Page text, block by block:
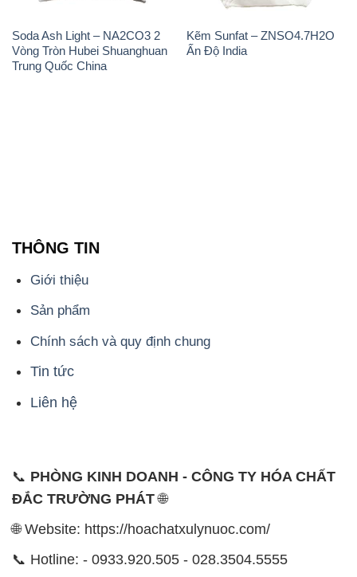
Soda Ash Light – NA2CO3 2
Vòng Tròn Hubei Shuanghuan
Trung Quốc China
Kẽm Sunfat – ZNSO4.7H2O
Ấn Độ India
THÔNG TIN
Giới thiệu
Sản phẩm
Chính sách và quy định chung
Tin tức
Liên hệ
📞 PHÒNG KINH DOANH - CÔNG TY HÓA CHẤT
ĐẮC TRƯỜNG PHÁT🌐
🌐 Website: https://hoachatxulynuoc.com/
📞 Hotline: - 0933.920.505 - 028.3504.5555